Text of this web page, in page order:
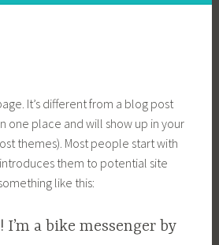
It’s different from a blog post
one place and will show up in your
themes). Most people start with
them to potential site
like this:
I’m a bike messenger by